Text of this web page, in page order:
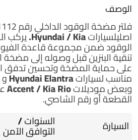
الوصف
فلتر مضخة الوقود الداخليرقم 31112-1R000
اصليلسياراتHyundai / Kia. يركب
الوقود ضمن مجموعة قاعدة
تنقية البنزين قبل وصوله إلى
على حماية المضخة وتحسين تدفق
مناسب لسياراتHyundai Elantraو
وبعض موديلاتAccent / Kia Rio
القطعة أو رقم الشاصي.
السيارة
السنوات /
التوافق الآمن